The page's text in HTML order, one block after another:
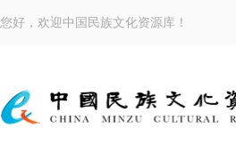
您好，欢迎中国民族文化资源库！